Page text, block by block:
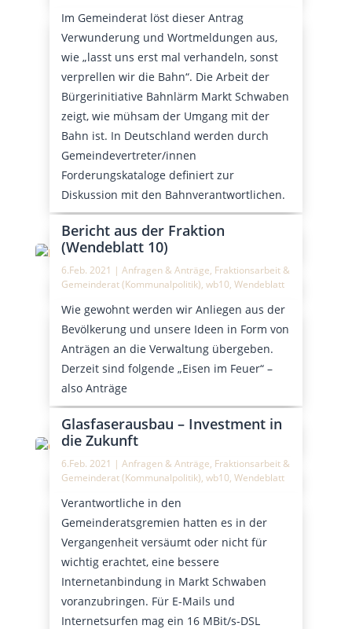
Im Gemeinderat löst dieser Antrag
Verwunderung und Wortmeldungen aus,
wie „lasst uns erst mal verhandeln, sonst
verprellen wir die Bahn“. Die Arbeit der
Bürgerinitiative Bahnlärm Markt Schwaben
zeigt, wie mühsam der Umgang mit der
Bahn ist. In Deutschland werden durch
Gemeindevertreter/innen
Forderungskataloge definiert zur
Diskussion mit den Bahnverantwortlichen.
Bericht aus der Fraktion
(Wendeblatt 10)
6.Feb. 2021 | Anfragen & Anträge, Fraktionsarbeit &
Gemeinderat (Kommunalpolitik), wb10, Wendeblatt
Wie gewohnt werden wir Anliegen aus der
Bevölkerung und unsere Ideen in Form von
Anträgen an die Verwaltung übergeben.
Derzeit sind folgende „Eisen im Feuer“ –
also Anträge
Glasfaserausbau – Investment in
die Zukunft
6.Feb. 2021 | Anfragen & Anträge, Fraktionsarbeit &
Gemeinderat (Kommunalpolitik), wb10, Wendeblatt
Verantwortliche in den
Gemeinderatsgremien hatten es in der
Vergangenheit versäumt oder nicht für
wichtig erachtet, eine bessere
Internetanbindung in Markt Schwaben
voranzubringen. Für E-Mails und
Internetsurfen mag ein 16 MBit/s-DSL